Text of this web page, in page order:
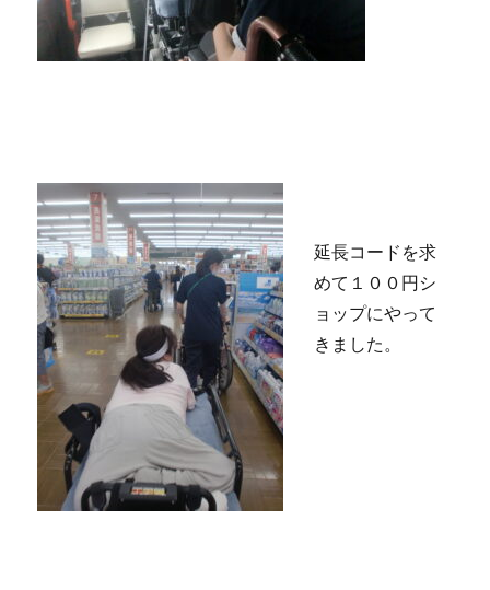
延長コードを求
めて１００円シ
ョップにやって
きました。